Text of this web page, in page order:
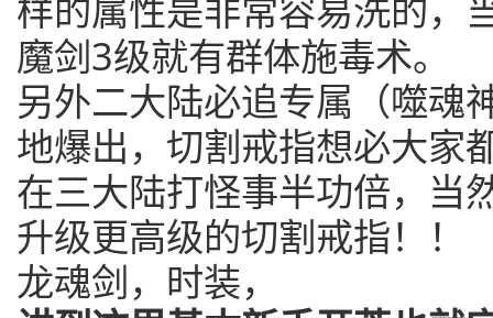
样的属性是非常容易洗的，
魔剑3级就有群体施毒术。
另外二大陆必追专属（噬魂
地爆出，切割戒指想必大家
在三大陆打怪事半功倍，当
升级更高级的切割戒指！！
龙魂剑，时装，